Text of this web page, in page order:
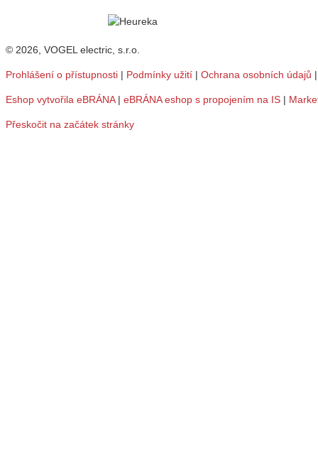
© 2026, VOGEL electric, s.r.o.
Prohlášení o přístupnosti | Podmínky užití | Ochrana osobních údajů
Eshop vytvořila eBRÁNA| eBRÁNA eshop s propojením na IS |
Přeskočit na začátek stránky